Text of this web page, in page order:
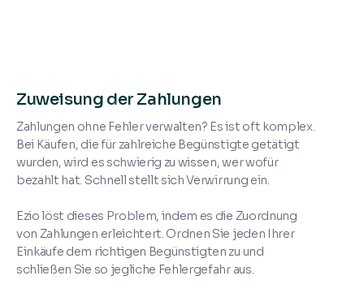
Zuweisung der Zahlungen
Zahlungen ohne Fehler verwalten? Es ist oft komplex.
Bei Käufen, die für zahlreiche Begünstigte getätigt
wurden, wird es schwierig zu wissen, wer wofür
bezahlt hat. Schnell stellt sich Verwirrung ein.
Ezio löst dieses Problem, indem es die Zuordnung
von Zahlungen erleichtert. Ordnen Sie jeden Ihrer
Einkäufe dem richtigen Begünstigten zu und
schließen Sie so jegliche Fehlergefahr aus.